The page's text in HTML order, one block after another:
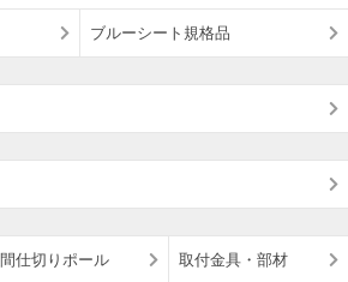
ブルーシート規格品
間仕切りポール 取付金具・部材